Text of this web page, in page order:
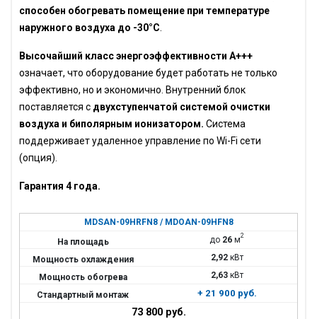
способен обогревать помещение при температуре
наружного воздуха до -30°С
Высочайший класс энергоэффективности А+++
означает, что оборудование будет работать не только
эффективно, но и экономично. Внутренний блок
поставляется с двухступенчатой системой очистки
воздуха и биполярным ионизатором. Система
поддерживает удаленное управление по Wi-Fi сети
(опция).
Гарантия 4 года.
MDSAN-09HRFN8 / MDOAN-09HFN8
до 26 м2
2,92кВт
2,63кВт
+ 21 900 руб.
73 800 руб.